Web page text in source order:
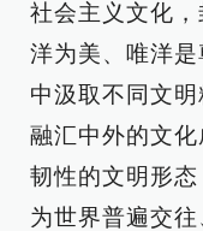
社会主义文化
洋为美、唯洋
中汲取不同文
融汇中外的文
韧性的文明形
为世界普遍交往